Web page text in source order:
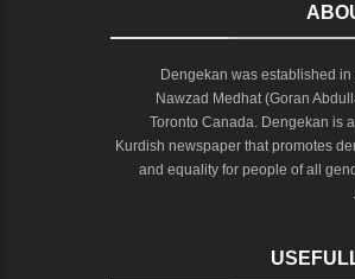
Dengekan was established in
Nawzad Medhat (Goran
Toronto Canada. Dengekan is
Kurdish newspaper that promotes
and equality for people of all